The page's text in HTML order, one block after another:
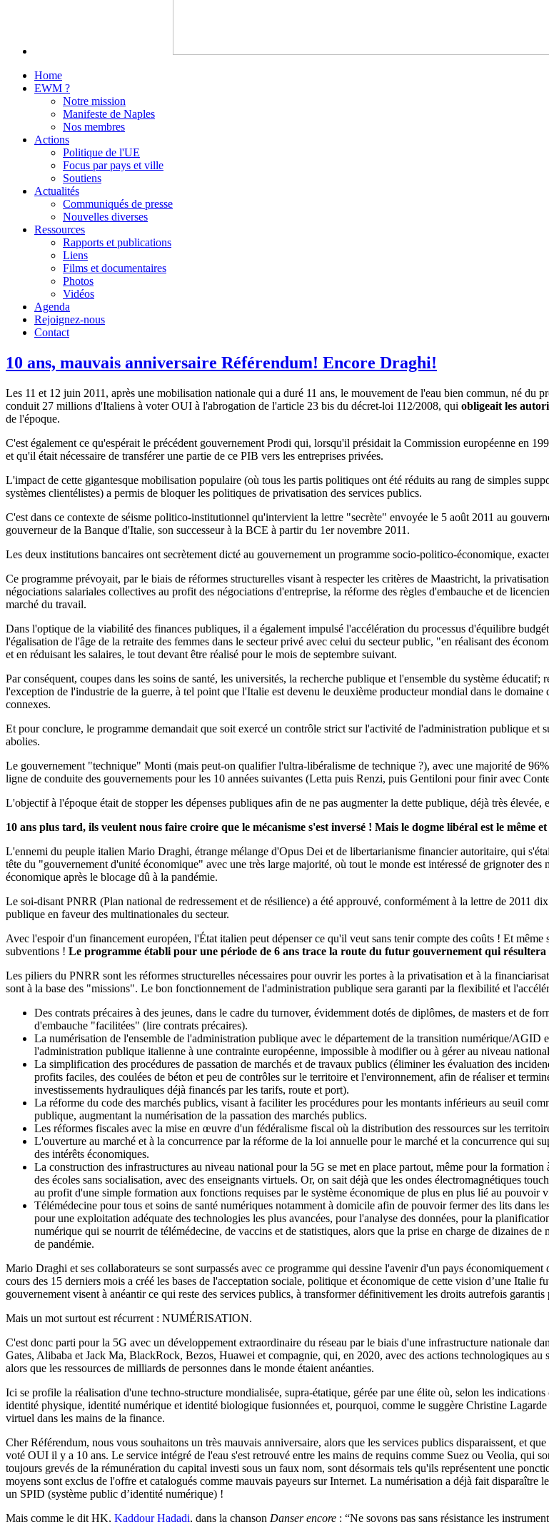
Home
EWM ?
Notre mission
Manifeste de Naples
Nos membres
Actions
Politique de l'UE
Focus par pays et ville
Soutiens
Actualités
Communiqués de presse
Nouvelles diverses
Ressources
Rapports et publications
Liens
Films et documentaires
Photos
Vidéos
Agenda
Rejoignez-nous
Contact
10 ans, mauvais anniversaire Référendum! Encore Draghi!
Les 11 et 12 juin 2011, après une mobilisation nationale qui a duré 11 ans, le mouvement de l'eau bien commun, né du
conduit 27 millions d'Italiens à voter OUI à l'abrogation de l'article 23 bis du décret-loi 112/2008, qui obligeait les
de l'époque.
C'est également ce qu'espérait le précédent gouvernement Prodi qui, lorsqu'il présidait la Commission européenne en
et qu'il était nécessaire de transférer une partie de ce PIB vers les entreprises privées.
L'impact de cette gigantesque mobilisation populaire (où tous les partis politiques ont été réduits au rang de simples
systèmes clientélistes) a permis de bloquer les politiques de privatisation des services publics.
C'est dans ce contexte de séisme politico-institutionnel qu'intervient la lettre "secrète" envoyée le 5 août 2011 au
gouverneur de la Banque d'Italie, son successeur à la BCE à partir du 1er novembre 2011.
Les deux institutions bancaires ont secrètement dicté au gouvernement un programme socio-politico-économique,
Ce programme prévoyait, par le biais de réformes structurelles visant à respecter les critères de Maastricht, la
négociations salariales collectives au profit des négociations d'entreprise, la réforme des règles d'embauche et de
marché du travail.
Dans l'optique de la viabilité des finances publiques, il a également impulsé l'accélération du processus d'équilibre
l'égalisation de l'âge de la retraite des femmes dans le secteur privé avec celui du secteur public, "en réalisant des
et en réduisant les salaires, le tout devant être réalisé pour le mois de septembre suivant.
Par conséquent, coupes dans les soins de santé, les universités, la recherche publique et l'ensemble du système
l'exception de l'industrie de la guerre, à tel point que l'Italie est devenu le deuxième producteur mondial dans le domaine
connexes.
Et pour conclure, le programme demandait que soit exercé un contrôle strict sur l'activité de l'administration publique et
abolies.
Le gouvernement "technique" Monti (mais peut-on qualifier l'ultra-libéralisme de technique ?), avec une majorité de
ligne de conduite des gouvernements pour les 10 années suivantes (Letta puis Renzi, puis Gentiloni pour finir avec
L'objectif à l'époque était de stopper les dépenses publiques afin de ne pas augmenter la dette publique, déjà très élevée,
10 ans plus tard, ils veulent nous faire croire que le mécanisme s'est inversé ! Mais le dogme libéral est le même
L'ennemi du peuple italien Mario Draghi, étrange mélange d'Opus Dei et de libertarianisme financier autoritaire, qui
tête du "gouvernement d'unité économique" avec une très large majorité, où tout le monde est intéressé de grignoter
économique après le blocage dû à la pandémie.
Le soi-disant PNRR (Plan national de redressement et de résilience) a été approuvé, conformément à la lettre de 2011
publique en faveur des multinationales du secteur.
Avec l'espoir d'un financement européen, l'État italien peut dépenser ce qu'il veut sans tenir compte des coûts ! Et
subventions ! Le programme établi pour une période de 6 ans trace la route du futur gouvernement qui résultera
Les piliers du PNRR sont les réformes structurelles nécessaires pour ouvrir les portes à la privatisation et à la
sont à la base des "missions". Le bon fonctionnement de l'administration publique sera garanti par la flexibilité et
Des contrats précaires à des jeunes, dans le cadre du turnover, évidemment dotés de diplômes, de masters et de
d'embauche "facilitées" (lire contrats précaires).
La numérisation de l'ensemble de l'administration publique avec le département de la transition numérique/AGID
l'administration publique italienne à une contrainte européenne, impossible à modifier ou à gérer au niveau
La simplification des procédures de passation de marchés et de travaux publics (éliminer les évaluation des
profits faciles, des coulées de béton et peu de contrôles sur le territoire et l'environnement, afin de réaliser et
investissements hydrauliques déjà financés par les tarifs, route et port).
La réforme du code des marchés publics, visant à faciliter les procédures pour les montants inférieurs au seuil
publique, augmentant la numérisation de la passation des marchés publics.
Les réformes fiscales avec la mise en œuvre d'un fédéralisme fiscal où la distribution des ressources sur les
L'ouverture au marché et à la concurrence par la réforme de la loi annuelle pour le marché et la concurrence qui
des intérêts économiques.
La construction des infrastructures au niveau national pour la 5G se met en place partout, même pour la formation
des écoles sans socialisation, avec des enseignants virtuels. Or, on sait déjà que les ondes électromagnétiques
au profit d'une simple formation aux fonctions requises par le système économique de plus en plus lié au
Télémédecine pour tous et soins de santé numériques notamment à domicile afin de pouvoir fermer des lits dans
pour une exploitation adéquate des technologies les plus avancées, pour l'analyse des données, pour la
numérique qui se nourrit de télémédecine, de vaccins et de statistiques, alors que la prise en charge de dizaines
de pandémie.
Mario Draghi et ses collaborateurs se sont surpassés avec ce programme qui dessine l'avenir d'un pays
cours des 15 derniers mois a créé les bases de l'acceptation sociale, politique et économique de cette vision d’une
gouvernement visent à anéantir ce qui reste des services publics, à transformer définitivement les droits autrefois
Mais un mot surtout est récurrent : NUMÉRISATION.
C'est donc parti pour la 5G avec un développement extraordinaire du réseau par le biais d'une infrastructure nationale
Gates, Alibaba et Jack Ma, BlackRock, Bezos, Huawei et compagnie, qui, en 2020, avec des actions technologiques
alors que les ressources de milliards de personnes dans le monde étaient anéanties.
Ici se profile la réalisation d'une techno-structure mondialisée, supra-étatique, gérée par une élite où, selon les
identité physique, identité numérique et identité biologique fusionnées et, pourquoi, comme le suggère Christine
virtuel dans les mains de la finance.
Cher Référendum, nous vous souhaitons un très mauvais anniversaire, alors que les services publics disparaissent, et
voté OUI il y a 10 ans. Le service intégré de l'eau s'est retrouvé entre les mains de requins comme Suez ou Veolia, qui
toujours grevés de la rémunération du capital investi sous un faux nom, sont désormais tels qu'ils représentent une
moyens sont exclus de l'offre et catalogués comme mauvais payeurs sur Internet. La numérisation a déjà fait disparaître
un SPID (système public d’identité numérique) !
Mais comme le dit HK, Kaddour Hadadi, dans la chanson Danser encore : “Ne soyons pas sans résistance les